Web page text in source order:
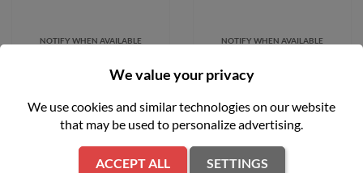
NOTIFY WHEN AVAILABLE NOTIFY WHEN AVAILABLE
favorite_border
We value your privacy
We use cookies and similar technologies on our website
that may be used to personalize advertising.
ACCEPT ALL SETTINGS